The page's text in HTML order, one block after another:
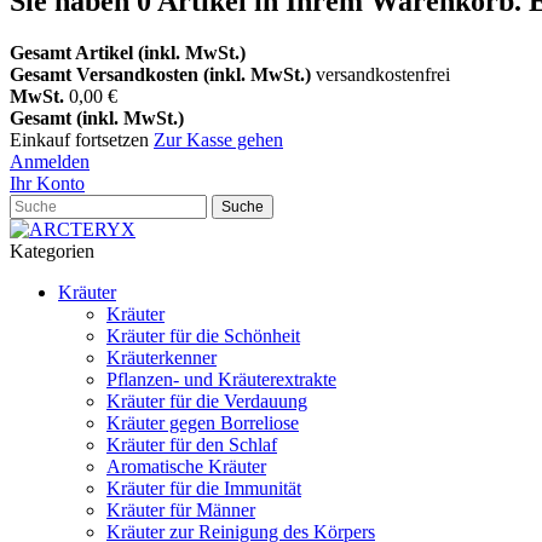
Gesamt Artikel (inkl. MwSt.)
Gesamt Versandkosten (inkl. MwSt.) versandkostenfrei
MwSt. 0,00 €
Gesamt (inkl. MwSt.)
Einkauf fortsetzen Zur Kasse gehen
Anmelden
Ihr Konto
Suche
Kategorien
Kräuter
Kräuter
Kräuter für die Schönheit
Kräuterkenner
Pflanzen- und Kräuterextrakte
Kräuter für die Verdauung
Kräuter gegen Borreliose
Kräuter für den Schlaf
Aromatische Kräuter
Kräuter für die Immunität
Kräuter für Männer
Kräuter zur Reinigung des Körpers